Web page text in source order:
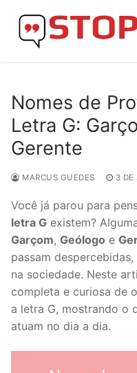
content
Nomes de
Letra G:
Gerente
MARCUS GUEDES 3 DE
Você já parou para
letra G existem?
Garçom, Geólogo e
passam
na sociedade. Neste
completa e curiosa de
a letra G, mostrando o
atuam no dia a dia.